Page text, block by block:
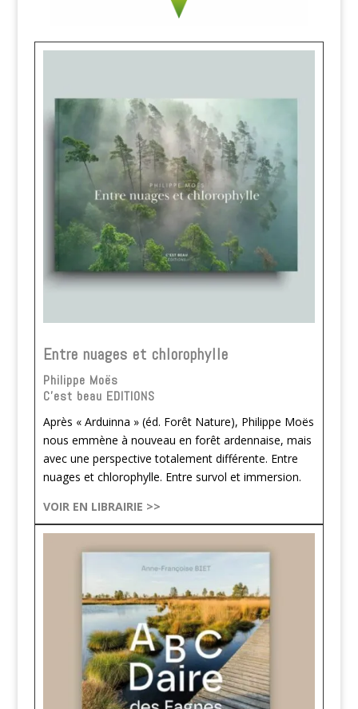
Entre nuages et chlorophylle
Philippe Moës
C'est beau EDITIONS
Après « Arduinna » (éd. Forêt Nature), Philippe Moës
nous emmène à nouveau en forêt ardennaise, mais
avec une perspective totalement différente. Entre
nuages et chlorophylle. Entre survol et immersion.
VOIR EN LIBRAIRIE >>